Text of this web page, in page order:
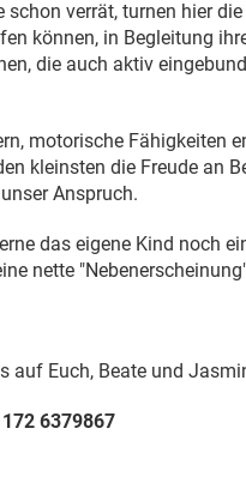
schon verrät, turnen hier
können, in Begleitung
die auch aktiv
motorische Fähigkeiten
kleinsten die Freude an
Anspruch.
das eigene Kind noch
nette
auf Euch, Beate und
6379867